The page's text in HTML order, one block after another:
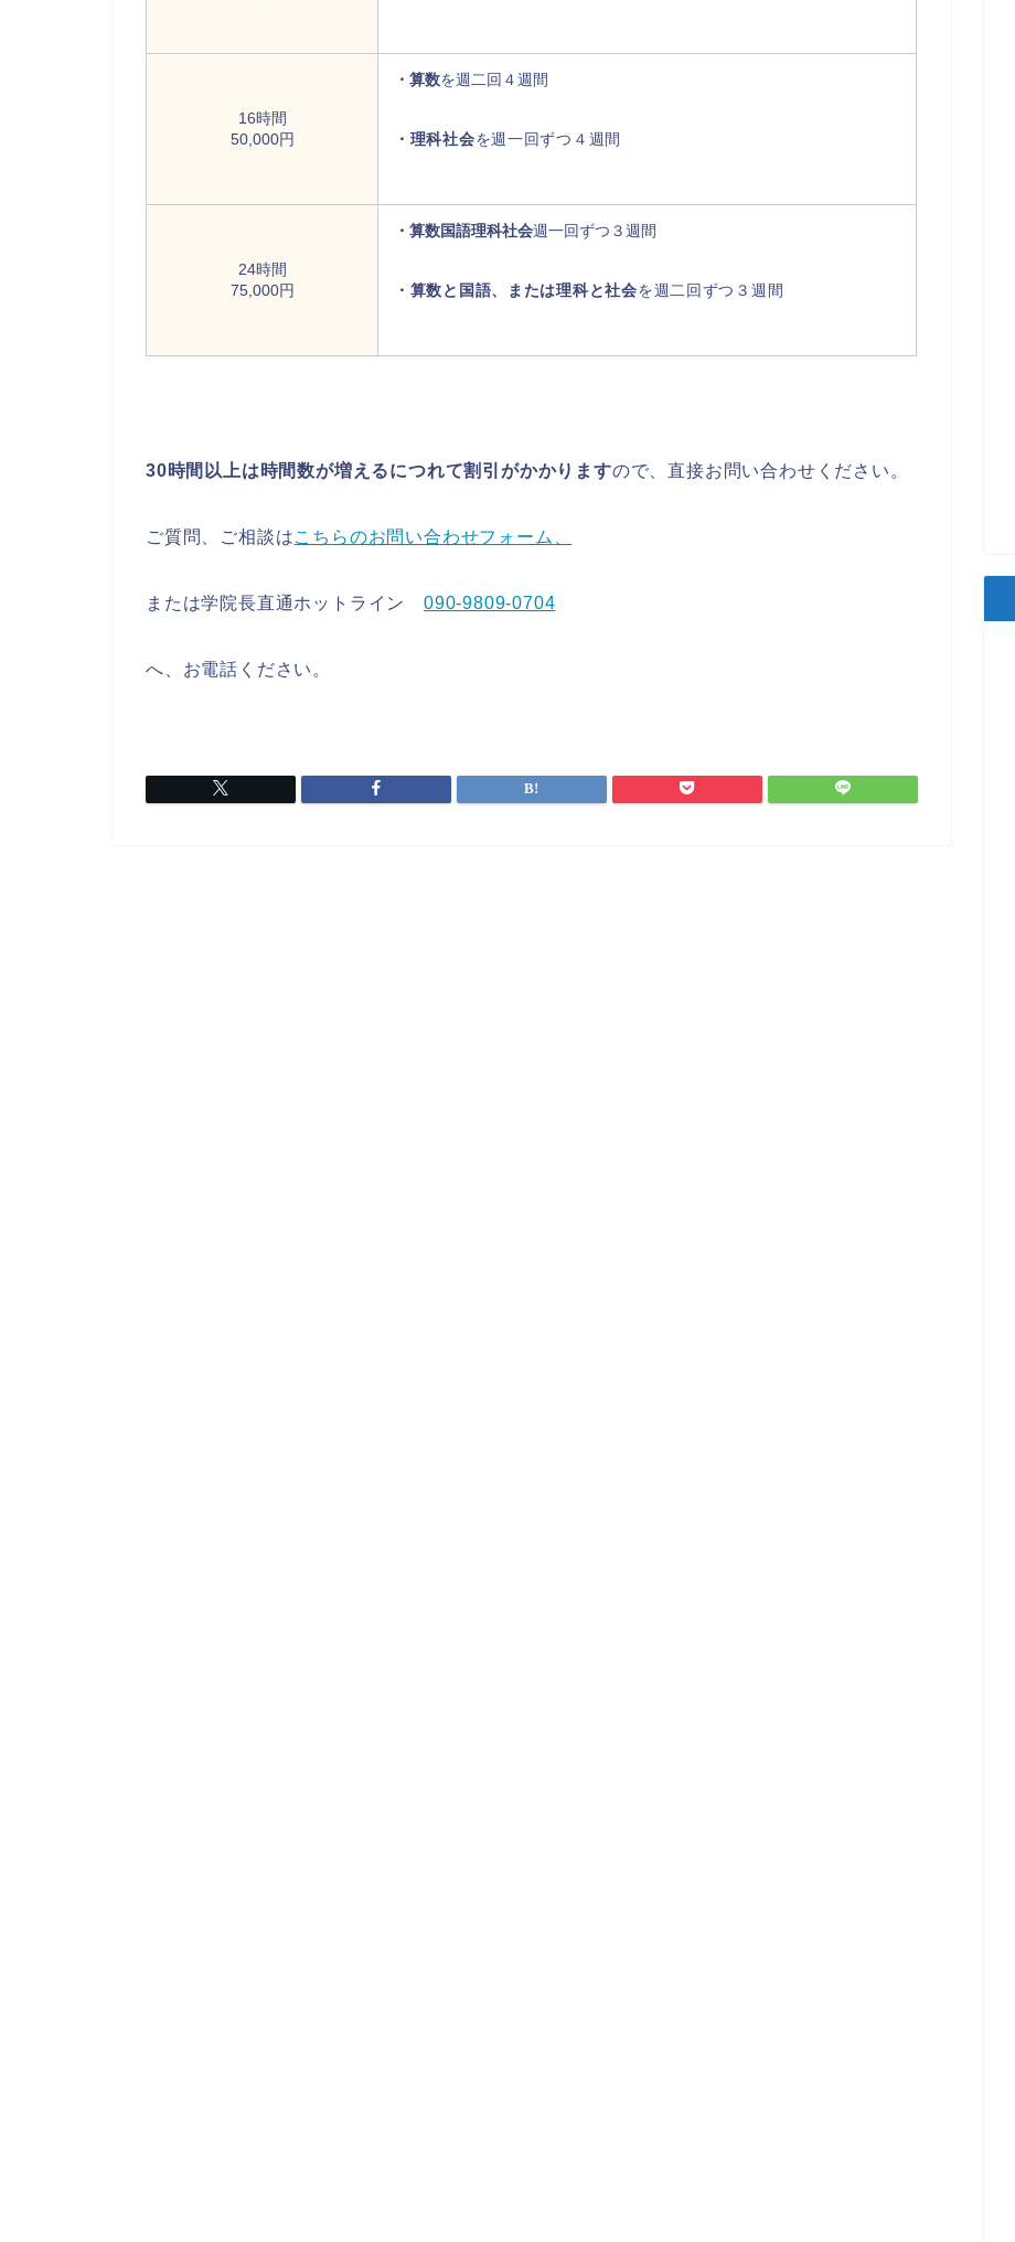
16時間
50,000円
・算数を週二回４週間
・理科社会を週一回ずつ４週間
24時間
75,000円
・算数国語理科社会週一回ずつ３週間
・算数と国語、または理科と社会を週二回ずつ３週間
30時間以上は時間数が増えるにつれて割引がかかりますので、直接お問い合わせください。
ご質問、ご相談はこちらのお問い合わせフォーム、
または学院長直通ホットライン 090-9809-0704
へ、お電話ください。